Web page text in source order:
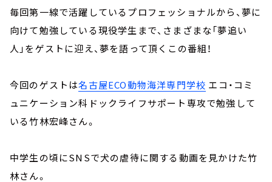
毎回第一線で活躍しているプロフェッショナルから、夢に
向けて勉強している現役学生まで、さまざまな「夢追い
人」をゲストに迎え、夢を語って頂くこの番組！
今回のゲストは名古屋ECO動物海洋専門学校 エコ・コミ
ュニケーション科ドックライフサポート専攻で勉強して
いる竹林宏峰さん。
中学生の頃にSNSで犬の虐待に関する動画を見かけた竹
林さん。